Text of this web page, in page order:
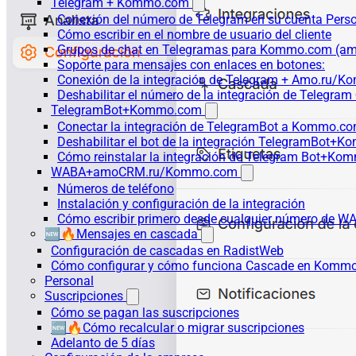
Conexión del número de Telegram en su cuenta
Cómo escribir en el nombre de usuario del cliente
Grupos de chat en Telegramas para Kommo.com
Soporte para mensajes con enlaces en botones:
Conexión de la integración de Telegram + Amo.ru/
Deshabilitar el número de la integración de
TelegramBot+Kommo.com
Conectar la integración de TelegramBot a
Deshabilitar el bot de la integración
Cómo reinstalar la integración de Telegram
WABA+amoCRM.ru/Kommo.com
Números de teléfono
Instalación y configuración de la integración
Cómo escribir primero desde cualquier número de
🆕🔥Mensajes en cascada
Configuración de cascadas en RadistWeb
Cómo configurar y cómo funciona Cascade en
Personal
Suscripciones
Cómo se pagan las suscripciones
🆕🔥Cómo recalcular o migrar suscripciones
Adelanto de 5 días